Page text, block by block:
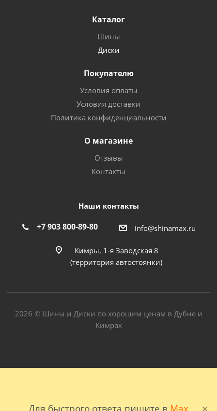
Для быстрого ответа пишите в Max
Каталог
Шины
Диски
Покупателю
Условия оплаты
Условия доставки
Политика конфиденциальности
О магазине
Отзывы
Контакты
Наши контакты
+7 903 800-89-80 info@shinamax.ru
Кимры, 1-я Заводская 8
(территория автостоянки)
2026 © Шины и Диски по хорошим ценам в Дубне и
Кимрах